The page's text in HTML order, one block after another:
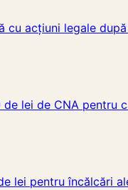
cu acțiuni legale
lei de CNA
lei pentru încălcări